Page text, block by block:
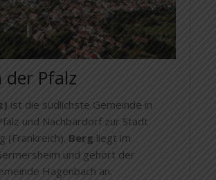
der Pfalz
ist die südlichste Gemeinde in
und Nachbardorf zur Stadt
(Frankreich). Berg liegt im
und gehört der
Hagenbach an.